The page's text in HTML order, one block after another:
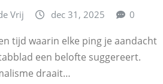
Vrij dec 31, 2025 0
tijd waarin elke ping je aandacht
een belofte suggereert.
draait…